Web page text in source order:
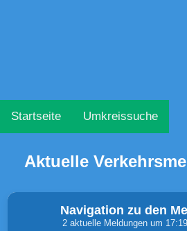
Startseite Umkreissuche
Aktuelle
Navigation zu den
2 aktuelle Meldungen um